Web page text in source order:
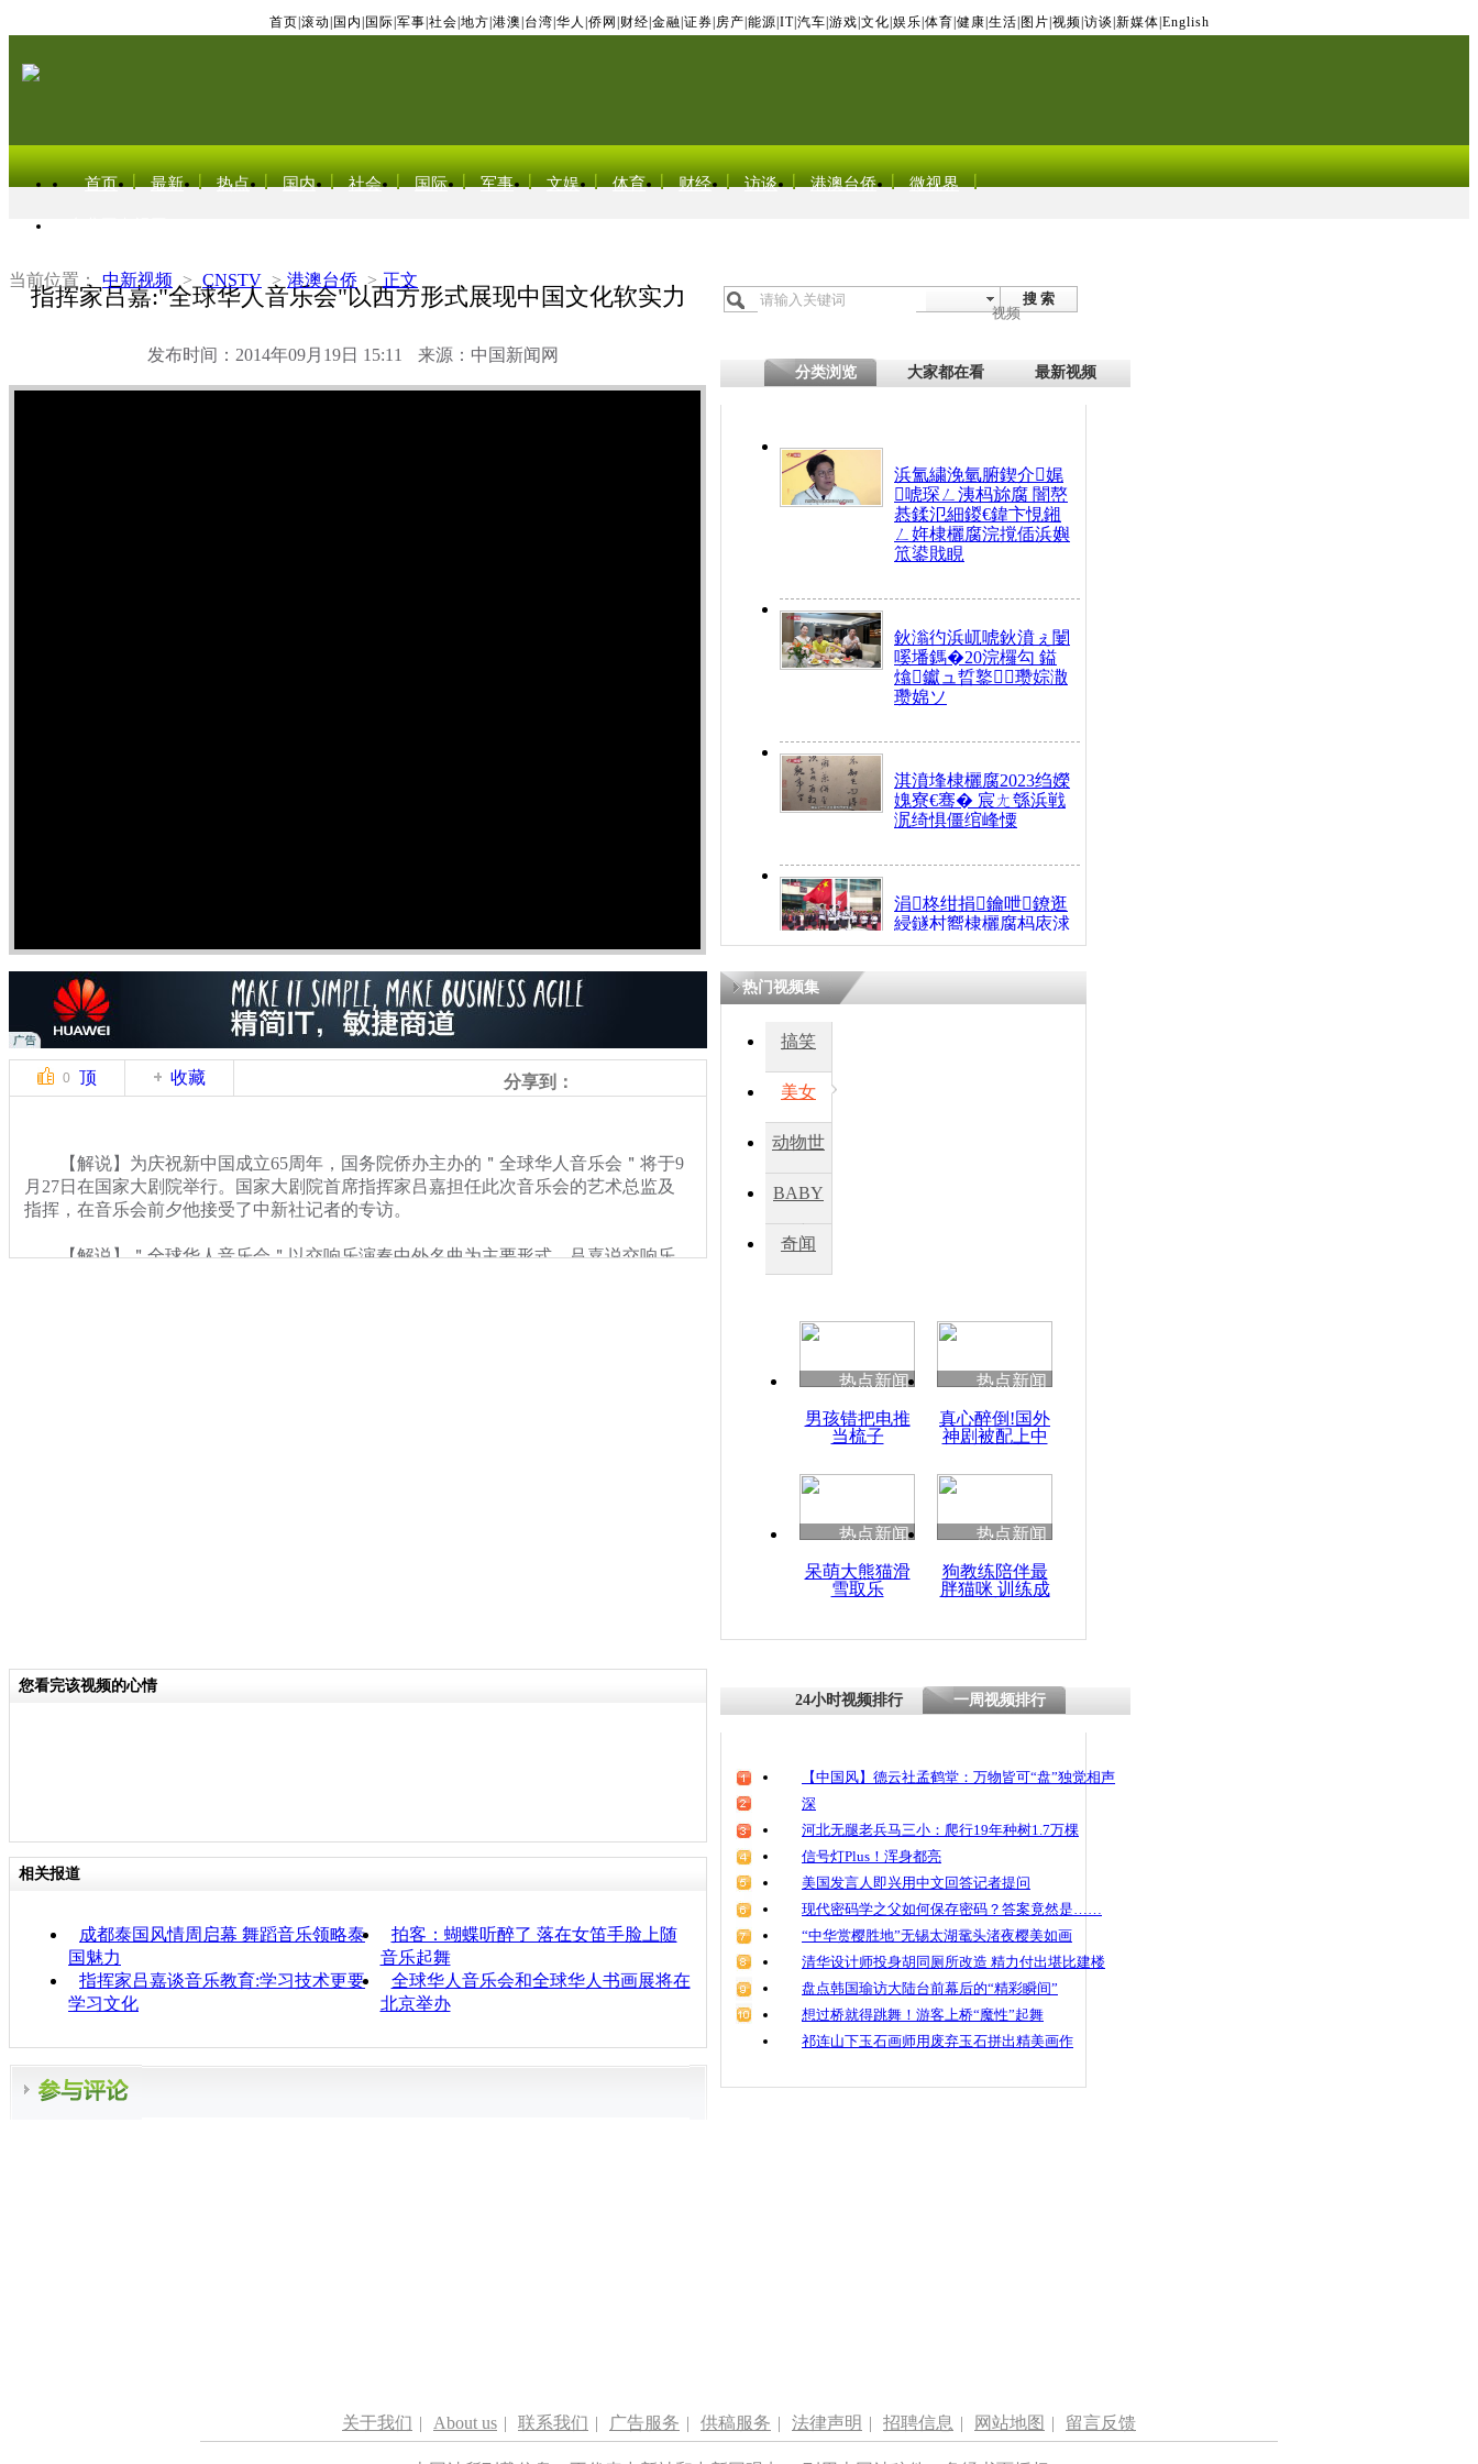
首页 滚动 国内 国际 军事 社会 地方 港澳 台湾 华人 侨网 财经 金融 证券 房产 能源 IT| 汽车 游戏 文化 娱乐 体育 健康 生活 图片 视频 访谈 新媒体 English
首页 最新 热点 国内 社会 国际 军事 文娱 体育 财经 访谈 港澳台侨 微视界
当前位置： 中新视频 > CNSTV > 港澳台侨 > 正文
指挥家吕嘉:"全球华人音乐会"以西方形式展现中国文化软实力
发布时间：2014年09月19日 15:11 来源：中国新闻网
搜 索
视频
分类浏览 大家都在看 最新视频
浜氳繍浼氫腑鍥介娓
唬琛ㄥ洟杩旀腐 闇嶅
惎鍒氾細鍐€鍏卞悓鎺
ㄥ姩棣欐腐浣撹偛浜嬩
笟鍙戝睍
鈥滃彴浜屼唬鈥濆ぇ闄
嗘墦鎷�20浣欏勾 鎰
熻钀ュ晢鐜瓒婃潵
瓒婂ソ
淇濆埄棣欐腐2023绉嬫
媿寮€骞� 宸ㄤ綔浜戦
泦绮惧僵绾峰憟
涓柊绀捐鑰呭鐐逛
綅鐩村嚮棣欐腐杩庡浗
搴�24灏忔椂
0 顶 收藏 分享到：
【解说】为庆祝新中国成立65周年，国务院侨办主办的＂全球华人音乐会＂将于9
月27日在国家大剧院举行。国家大剧院首席指挥家吕嘉担任此次音乐会的艺术总监及
指挥，在音乐会前夕他接受了中新社记者的专访。
【解说】＂全球华人音乐会＂以交响乐演奏中外名曲为主要形式。吕嘉说交响乐
热门视频集
搞笑
美女
动物世
BABY
秀
奇闻
热点新闻
男孩错把电推
当梳子
热点新闻
真心醉倒!国外
神剧被配上中
热点新闻
呆萌大熊猫滑
雪取乐
热点新闻
狗教练陪伴最
胖猫咪 训练成
您看完该视频的心情
相关报道
成都泰国风情周启幕 舞蹈音乐领略泰
国魅力
拍客：蝴蝶听醉了 落在女笛手脸上随
音乐起舞
指挥家吕嘉谈音乐教育:学习技术更要
学习文化
全球华人音乐会和全球华人书画展将在
北京举办
24小时视频排行 一周视频排行
【中国风】德云社孟鹤堂：万物皆可“盘”独觉相声
深
河北无腿老兵马三小：爬行19年种树1.7万棵
信号灯Plus！浑身都亮
美国发言人即兴用中文回答记者提问
现代密码学之父如何保存密码？答案竟然是……
“中华赏樱胜地”无锡太湖鼋头渚夜樱美如画
清华设计师投身胡同厕所改造 精力付出堪比建楼
盘点韩国瑜访大陆台前幕后的“精彩瞬间”
想过桥就得跳舞！游客上桥“魔性”起舞
祁连山下玉石画师用废弃玉石拼出精美画作
关于我们 | About us | 联系我们 | 广告服务 | 供稿服务 | 法律声明 | 招聘信息 | 网站地图 | 留言反馈